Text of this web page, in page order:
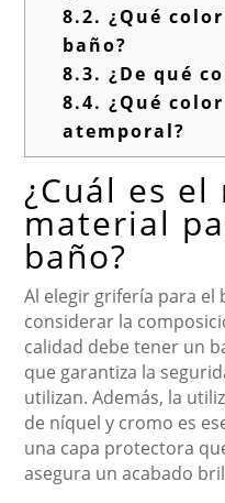
8.2. ¿Qué
baño?
8.3. ¿De qué
8.4. ¿Qué
atemporal?
¿Cuál es
material
baño?
Al elegir grifería para el
considerar la
calidad debe tener un
que garantiza la
utilizan. Además, la
de níquel y cromo es
una capa protectora
asegura un acabado